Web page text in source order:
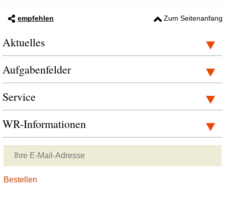
empfehlen Zum Seitenanfang
Aktuelles
Aufgabenfelder
Service
WR-Informationen